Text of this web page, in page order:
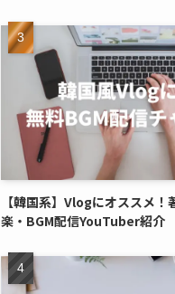
【韓国系】Vlogにオススメ！
楽・BGM配信YouTuber紹介